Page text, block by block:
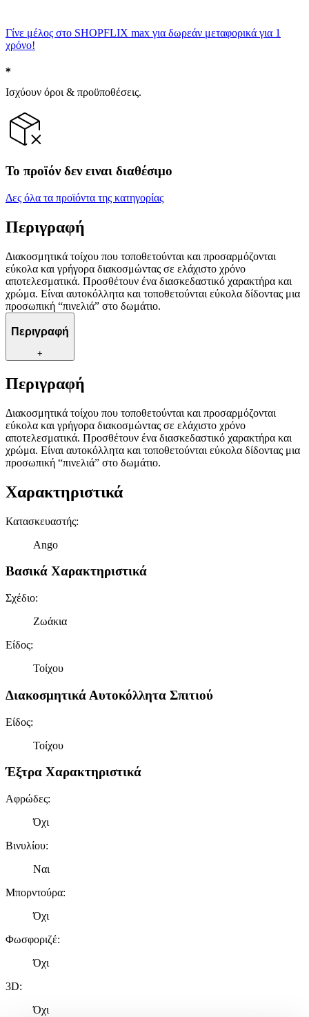
Γίνε μέλος στο SHOPFLIX max για δωρεάν μεταφορικά για 1
χρόνο!
Ισχύουν όροι & προϋποθέσεις.
Το προϊόν δεν ειναι διαθέσιμο
Δες όλα τα προϊόντα της κατηγορίας
Περιγραφή
Διακοσμητικά τοίχου που τοποθετούνται και προσαρμόζονται
εύκολα και γρήγορα διακοσμώντας σε ελάχιστο χρόνο
αποτελεσματικά. Προσθέτουν ένα διασκεδαστικό χαρακτήρα και
χρώμα. Είναι αυτοκόλλητα και τοποθετούνται εύκολα δίδοντας μια
προσωπική “πινελιά” στο δωμάτιο.
Περιγραφή
+
Περιγραφή
Διακοσμητικά τοίχου που τοποθετούνται και προσαρμόζονται
εύκολα και γρήγορα διακοσμώντας σε ελάχιστο χρόνο
αποτελεσματικά. Προσθέτουν ένα διασκεδαστικό χαρακτήρα και
χρώμα. Είναι αυτοκόλλητα και τοποθετούνται εύκολα δίδοντας μια
προσωπική “πινελιά” στο δωμάτιο.
Χαρακτηριστικά
Κατασκευαστής:
Ango
Βασικά Χαρακτηριστικά
Σχέδιο:
Ζωάκια
Είδος:
Τοίχου
Διακοσμητικά Αυτοκόλλητα Σπιτιού
Είδος:
Τοίχου
Έξτρα Χαρακτηριστικά
Αφρώδες:
Όχι
Βινυλίου:
Ναι
Μπορντούρα:
Όχι
Φωσφοριζέ:
Όχι
3D:
Όχι